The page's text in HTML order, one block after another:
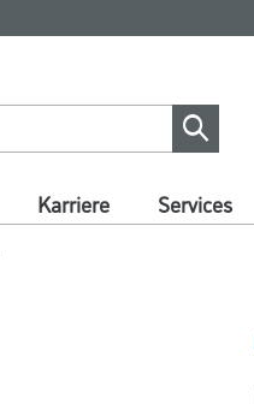
Karriere Services